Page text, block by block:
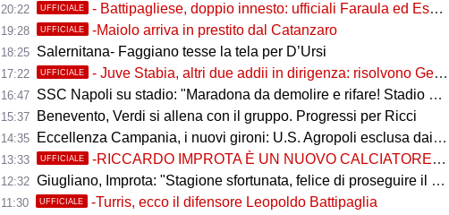
20:22 UFFICIALE - Battipagliese, doppio innesto: ufficiali Faraula ed Esposito
19:28 UFFICIALE -Maiolo arriva in prestito dal Catanzaro
18:25 Salernitana- Faggiano tesse la tela per D’Ursi
17:22 UFFICIALE - Juve Stabia, altri due addii in dirigenza: risolvono Gerbo e Zanardini
16:47 SSC Napoli su stadio: "Maradona da demolire e rifare! Stadio nuovo in ex area Q8"
15:37 Benevento, Verdi si allena con il gruppo. Progressi per Ricci
14:35 Eccellenza Campania, i nuovi gironi: U.S. Agropoli esclusa dai ripescaggi
13:33 UFFICIALE -RICCARDO IMPROTA È UN NUOVO CALCIATORE DEL GIUGLIANO
12:32 Giugliano, Improta: "Stagione sfortunata, felice di proseguire il percorso"
11:30 UFFICIALE -Turris, ecco il difensore Leopoldo Battipaglia